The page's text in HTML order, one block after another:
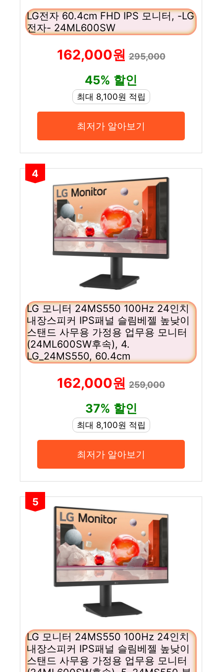
LG전자 60.4cm FHD IPS 모니터, -LG
전자- 24ML600SW
162,000원295,000
45% 할인
최대 8,100원 적립
최저가 알아보기
4
LG 모니터 24MS550 100Hz 24인치
내장스피커 IPS패널 슬림베젤 높낮이
스탠드 사무용 가정용 업무용 모니터
(24ML600SW후속), 4.
LG_24MS550, 60.4cm
162,000원 259,000
37% 할인
최대 8,100원 적립
최저가 알아보기
5
LG 모니터 24MS550 100Hz 24인치
내장스피커 IPS패널 슬림베젤 높낮이
스탠드 사무용 가정용 업무용 모니터